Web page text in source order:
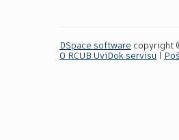
DSpace software copyright
O RCUB UviDok servisu